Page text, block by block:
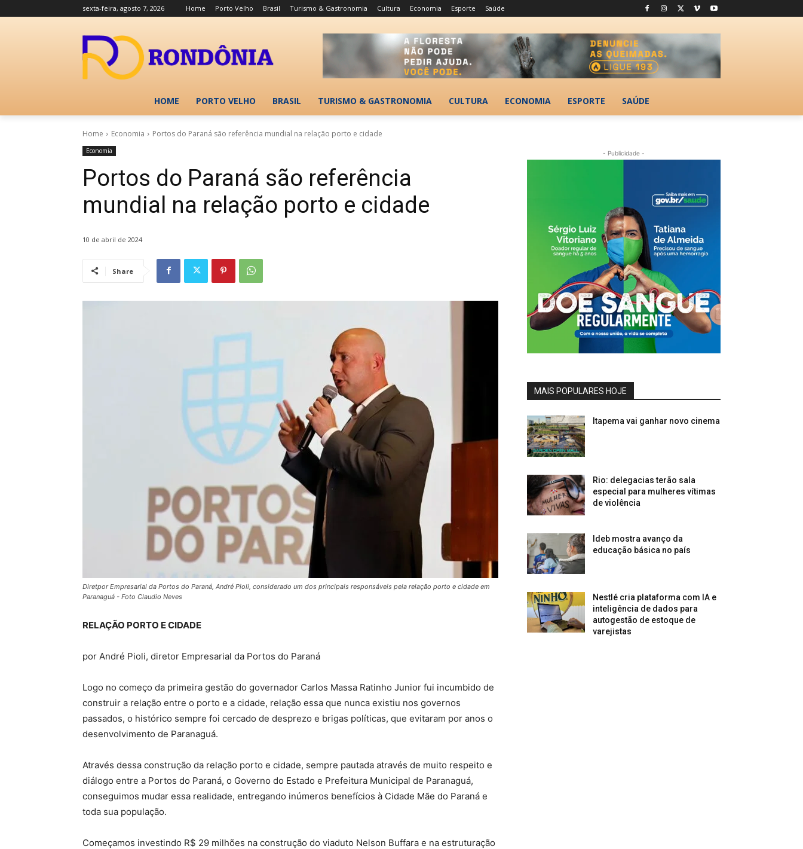
sexta-feira, agosto 7, 2026 Home Porto Velho Brasil Turismo & Gastronomia Cultura Economia Esporte Saúde
HOME PORTO VELHO BRASIL TURISMO & GASTRONOMIA CULTURA ECONOMIA ESPORTE SAÚDE
Home Economia Portos do Paraná são referência mundial na relação porto e cidade
Economia
Portos do Paraná são referência
mundial na relação porto e cidade
10 de abril de 2024
Share
Diretpor Empresarial da Portos do Paraná, André Pioli, considerado um dos principais responsáveis pela relação porto e cidade em
Paranaguá - Foto Claudio Neves
RELAÇÃO PORTO E CIDADE
por André Pioli, diretor Empresarial da Portos do Paraná
Logo no começo da primeira gestão do governador Carlos Massa Ratinho Junior fui incumbido de
construir a relação entre o porto e a cidade, relação essa que nunca existiu nos governos
passados, o histórico sempre foi cercado de desprezo e brigas políticas, que evitaram por anos o
desenvolvimento de Paranaguá.
Através dessa construção da relação porto e cidade, sempre pautada através de muito respeito e
diálogo entre a Portos do Paraná, o Governo do Estado e Prefeitura Municipal de Paranaguá,
conseguimos mudar essa realidade, entregando inúmeros benefícios à Cidade Mãe do Paraná e
toda sua população.
Começamos investindo R$ 29 milhões na construção do viaduto Nelson Buffara e na estruturação
- Publicidade -
MAIS POPULARES HOJE
Itapema vai ganhar novo cinema
Rio: delegacias terão sala
especial para mulheres vítimas
de violência
Ideb mostra avanço da
educação básica no país
Nestlé cria plataforma com IA e
inteligência de dados para
autogestão de estoque de
varejistas